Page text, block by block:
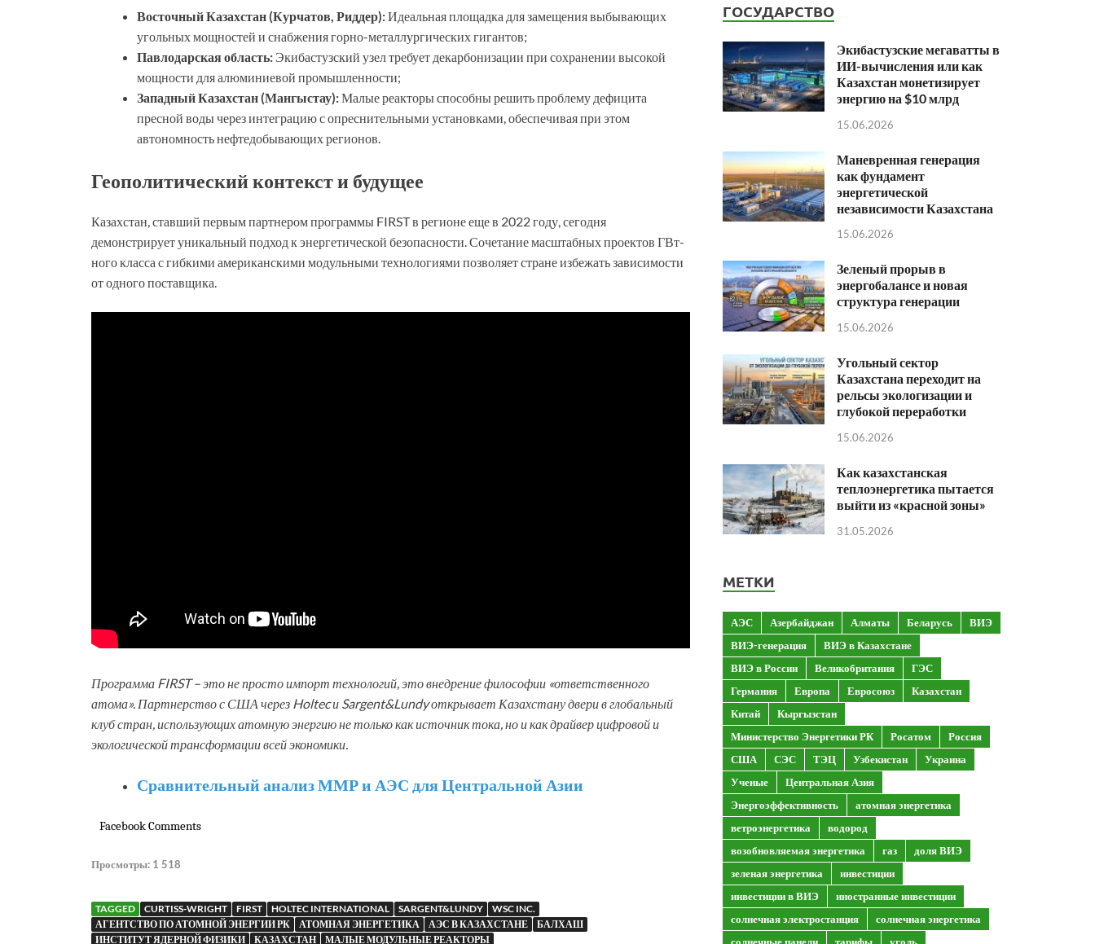
Восточный Казахстан (Курчатов, Риддер):Идеальная площадка для замещения выбывающих
угольных мощностей и снабжения горно-металлургических гигантов;
Павлодарская область: Экибастузский узел требует декарбонизации при сохранении высокой
мощности для алюминиевой промышленности;
Западный Казахстан (Мангыстау):Малые реакторы способны решить проблему дефицита
пресной воды через интеграцию с опреснительными установками, обеспечивая при этом
автономность нефтедобывающих регионов.
Геополитический контекст и будущее
Казахстан, ставший первым партнером программы FIRST в регионе еще в 2022 году, сегодня
демонстрирует уникальный подход к энергетической безопасности. Сочетание масштабных проектов ГВт-
ного класса с гибкими американскими модульными технологиями позволяет стране избежать зависимости
от одного поставщика.
Программа FIRST – это не просто импорт технологий, это внедрение философии «ответственного
атома». Партнерство с США через Holtec и Sargent&Lundy открывает Казахстану двери в глобальный
клуб стран, использующих атомную энергию не только как источник тока, но и как драйвер цифровой и
экологической трансформации всей экономики.
Сравнительный анализ ММР и АЭС для Центральной Азии
Facebook Comments
Просмотры: 1 518
TAGGED CURTISS-WRIGHT FIRST HOLTEC INTERNATIONAL SARGENT&LUNDY
WSC INC.
АГЕНТСТВО ПО АТОМНОЙ ЭНЕРГИИ РК
АТОМНАЯ ЭНЕРГЕТИКА АЭС В КАЗАХСТАНЕ
БАЛХАШ
ИНСТИТУТ ЯДЕРНОЙ ФИЗИКИ
КАЗАХСТАН МАЛЫЕ МОДУЛЬНЫЕ РЕАКТОРЫ
ГОСУДАРСТВО
Экибастузские мегаватты в
ИИ-вычисления или как
Казахстан монетизирует
энергию на $10 млрд
15.06.2026
Маневренная генерация
как фундамент
энергетической
независимости Казахстана
15.06.2026
Зеленый прорыв в
энергобалансе и новая
структура генерации
15.06.2026
Угольный сектор
Казахстана переходит на
рельсы экологизации и
глубокой переработки
15.06.2026
Как казахстанская
теплоэнергетика пытается
выйти из «красной зоны»
31.05.2026
МЕТКИ
АЭС Азербайджан Алматы Беларусь
ВИЭ
ВИЭ-генерация
ВИЭ в Казахстане
ВИЭ в России
Великобритания
ГЭС
Германия
Европа Евросоюз
Казахстан
Китай
Кыргызстан
Министерство Энергетики РК
Росатом
Россия
США
СЭС ТЭЦ Узбекистан
Украина
Ученые
Центральная Азия
Энергоэффективность
атомная энергетика
ветроэнергетика
водород
возобновляемая энергетика
газ
доля ВИЭ
зеленая энергетика
инвестиции
инвестиции в ВИЭ
иностранные инвестиции
солнечная электростанция
солнечная энергетика
солнечные панели
тарифы уголь